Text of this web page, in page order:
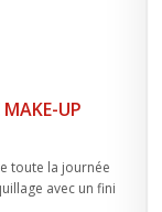
UP
toute la journée
avec un fini